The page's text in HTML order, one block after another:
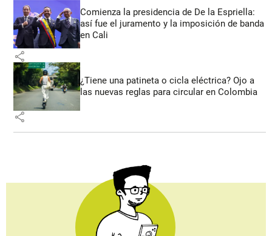
Comienza la presidencia de De la Espriella:
así fue el juramento y la imposición de banda
en Cali
share
¿Tiene una patineta o cicla eléctrica? Ojo a
las nuevas reglas para circular en Colombia
share